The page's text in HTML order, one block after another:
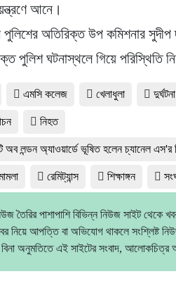
আনে।
পুলিশের অতিরিক্ত উপ কমিশনার সুদীপ
পুলিশ ঘটনাস্থলে গিয়ে পরিস্থিতি
এমসি কলেজ খেলাধুলা দুর্ঘটনা
নিহত
অব লন্ডন অ্যাওয়ার্ডে ভূষিত হলেন চ্যানেল এস'র
রেমিট্যান্স শিক্ষাঙ্গন
তৈরির পাশাপাশি বিভিন্ন নিউজ সাইট থেকে
নিয়ে আপত্তি বা অভিযোগ থাকলে সংশ্লিষ্ট
অনুমতিতে এই সাইটের সংবাদ, আলোকচিত্র